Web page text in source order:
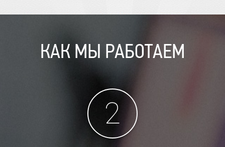
КАК МЫ РАБОТАЕМ
2